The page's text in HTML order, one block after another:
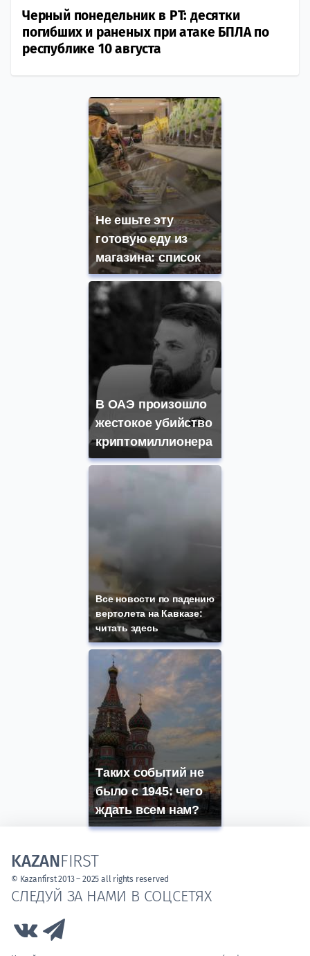
Черный понедельник в РТ: десятки
погибших и раненых при атаке БПЛА по
республике 10 августа
Не ешьте эту
готовую еду из
магазина: список
В ОАЭ произошло
жестокое убийство
криптомиллионера
Все новости по падению
вертолета на Кавказе:
читать здесь
Таких событий не
было с 1945: чего
ждать всем нам?
СЛЕДУЙ ЗА НАМИ В СОЦСЕТЯХ
Link to Vk
KAZANFIRST
© Kazanfirst 2013 – 2025 all rights reserved